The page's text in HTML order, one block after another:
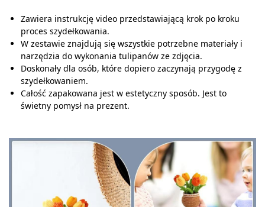
Zawiera instrukcję video przedstawiającą krok po kroku
proces szydełkowania.
W zestawie znajdują się wszystkie potrzebne materiały i
narzędzia do wykonania tulipanów ze zdjęcia.
Doskonały dla osób, które dopiero zaczynają przygodę z
szydełkowaniem.
Całość zapakowana jest w estetyczny sposób. Jest to
świetny pomysł na prezent.